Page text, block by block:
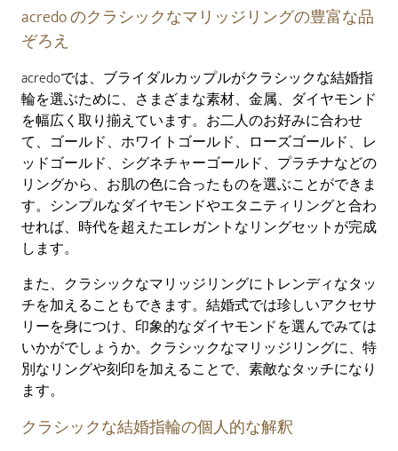
acredo のクラシックなマリッジリングの豊富な品
ぞろえ
acredoでは、ブライダルカップルがクラシックな結婚指
輪を選ぶために、さまざまな素材、金属、ダイヤモンド
を幅広く取り揃えています。お二人のお好みに合わせ
て、ゴールド、ホワイトゴールド、ローズゴールド、レ
ッドゴールド、シグネチャーゴールド、プラチナなどの
リングから、お肌の色に合ったものを選ぶことができま
す。シンプルなダイヤモンドやエタニティリングと合わ
せれば、時代を超えたエレガントなリングセットが完成
します。
また、クラシックなマリッジリングにトレンディなタッ
チを加えることもできます。結婚式では珍しいアクセサ
リーを身につけ、印象的なダイヤモンドを選んでみては
いかがでしょうか。クラシックなマリッジリングに、特
別なリングや刻印を加えることで、素敵なタッチになり
ます。
クラシックな結婚指輪の個人的な解釈